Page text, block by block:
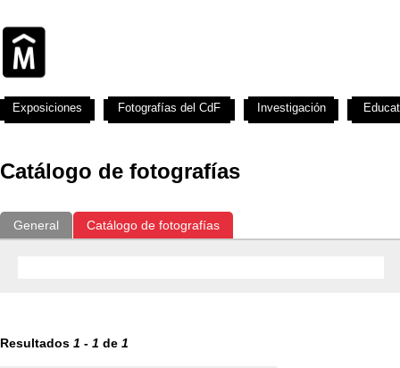
Catálogo de fotografías
General Catálogo de fotografías
Resultados 1 - 1 de 1
Exposiciones Fotografías del CdF Investigación